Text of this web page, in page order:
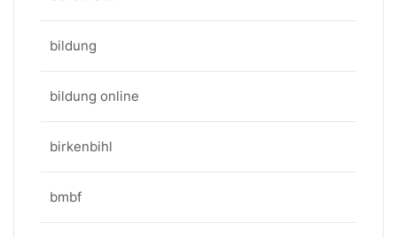
bildung
bildung online
birkenbihl
bmbf